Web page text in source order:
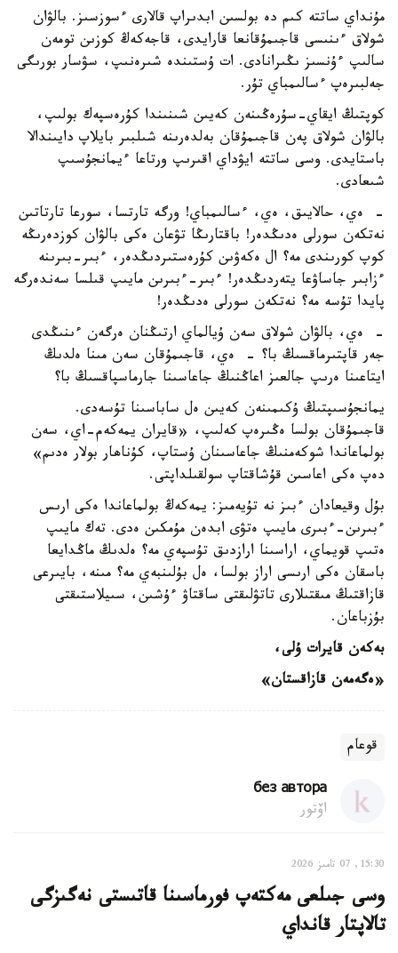
مۇنداي ساتتە كىم دە بولسىن ابدىراپ قالارى ءسوزسىز. بالۋان
شولاق ءىنىسى قاجىمۇقانعا قارايدى، قاجەكەڭ كوزىن تومەن
سالىپ ءۇنسىز ىڭىرانادى. ات ۇستىندە شىرەنىپ، سۋسار بورىگى
جەلبىرەپ ءسالىمباي تۇر.
كوپتىڭ ايقاي-سۇرەڭىنەن كەيىن شىنىندا كۇرەسپەك بولىپ،
بالۋان شولاق پەن قاجىمۇقان بەلدەرىنە شىلبىر بايلاپ دايىندالا
باستايدى. وسى ساتتە ايۋداي اقىرىپ ورتاعا ءيمانجۇسىپ
شىعادى.
- ەي، حالايىق، ەي، ءسالىمباي! ورگە تارتسا، سورعا تارتاتىن
نەتكەن سورلى ەدىڭدەر! باقتارىڭا تۋعان ەكى بالۋان كوزدەرىڭە
كوپ كورىندى مە؟ ال ەكەۋىن كۇرەستىردىڭدەر، ءبىر-بىرىنە
ءزابىر جاساۋعا يتەردىڭدەر! ءبىر-ءبىرىن مايىپ قىلسا سەندەرگە
پايدا تۇسە مە؟ نەتكەن سورلى ەدىڭدەر!
- ەي، بالۋان شولاق سەن ۇيالماي ارتىڭنان ەرگەن ءىنىڭدى
جەر قاپتىرماقسىڭ با؟ - ەي، قاجىمۇقان سەن مىنا ەلدىڭ
ايتاعىنا ەرىپ جالعىز اعاڭنىڭ جاعاسىنا جارماسپاقسىڭ با؟
يمانجۇسىپتىڭ ۇكىمىنەن كەيىن ەل ساباسىنا تۇسەدى.
قاجىمۇقان بولسا ەڭىرەپ كەلىپ، «قايران يمەكەم-اي، سەن
بولماعاندا شوكەمنىڭ جاعاسىنان ۇستاپ، كۇناھار بولار ەدىم»
دەپ ەكى اعاسىن قۇشاقتاپ سولقىلداپتى.
بۇل وقيعادان ءبىز نە تۇيەمىز: يمەكەڭ بولماعاندا ەكى ارىس
ءبىرىن-ءبىرى مايىپ ەتۋى ابدەن مۇمكىن ەدى. تەك مايىپ
ەتىپ قويماي، اراسىنا ارازدىق تۇسپەي مە؟ ەلدىڭ ماڭدايعا
باسقان ەكى ارىسى اراز بولسا، ەل بۇلىنبەي مە؟ مىنە، بايىرعى
قازاقتىڭ مىقتىلارى تاتۋلىقتى ساقتاۋ ءۇشىن، سىيلاستىقتى
بۇزباعان.
بەكەن قايرات ۇلى،
«ەگەمەن قازاقستان»
قوعام
без автора
اۆتور
15:30, 07 تامىز 2026
وسى جىلعى مەكتەپ فورماسىنا قاتىستى نەگىزگى
تالاپتار قانداي